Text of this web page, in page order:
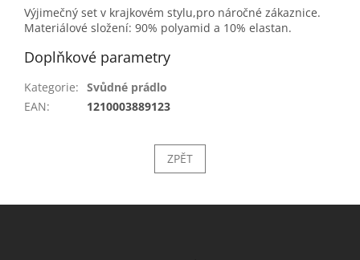
Výjimečný set v krajkovém stylu,pro náročné zákaznice.
Materiálové složení: 90% polyamid a 10% elastan.
Doplňkové parametry
Kategorie: Svůdné prádlo
EAN: 1210003889123
ZPĚT